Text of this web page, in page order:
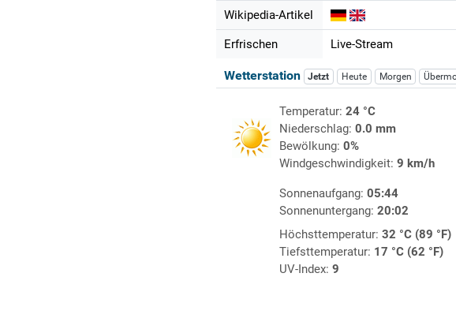
Wikipedia-Artikel
Erfrischen Live-Stream
Wetterstation Jetzt Heute Morgen
Temperatur: 24 °C
Niederschlag: 0.0 mm
Bewölkung: 0%
Windgeschwindigkeit: 9 km/h
Sonnenaufgang: 05:44
Sonnenuntergang: 20:02
Höchsttemperatur: 32 °C (89 °F)
Tiefsttemperatur: 17 °C (62 °F)
UV-Index: 9